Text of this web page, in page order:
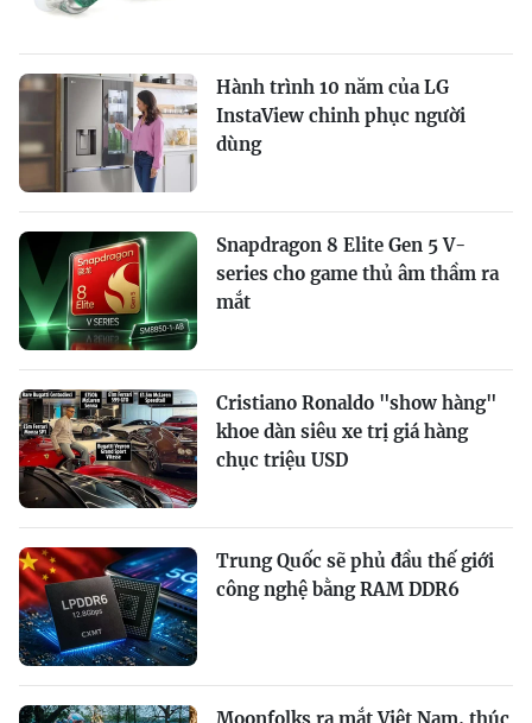
Hành trình 10 năm của LG
InstaView chinh phục người
dùng
Snapdragon 8 Elite Gen 5 V-
series cho game thủ âm thầm ra
mắt
Cristiano Ronaldo "show hàng"
khoe dàn siêu xe trị giá hàng
chục triệu USD
Trung Quốc sẽ phủ đầu thế giới
công nghệ bằng RAM DDR6
Moonfolks ra mắt Việt Nam, thúc